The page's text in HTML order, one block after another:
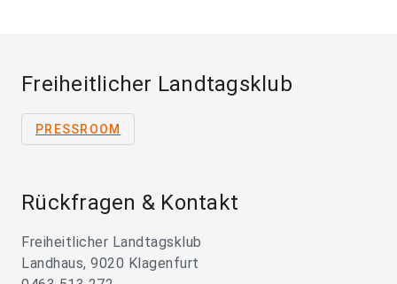
Freiheitlicher Landtagsklub
PRESSROOM
Rückfragen & Kontakt
Freiheitlicher Landtagsklub
Landhaus, 9020 Klagenfurt